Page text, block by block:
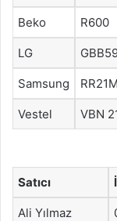
Beko R600
LG
Samsung RR21M
Vestel VBN
Satıcı
Ali Yılmaz